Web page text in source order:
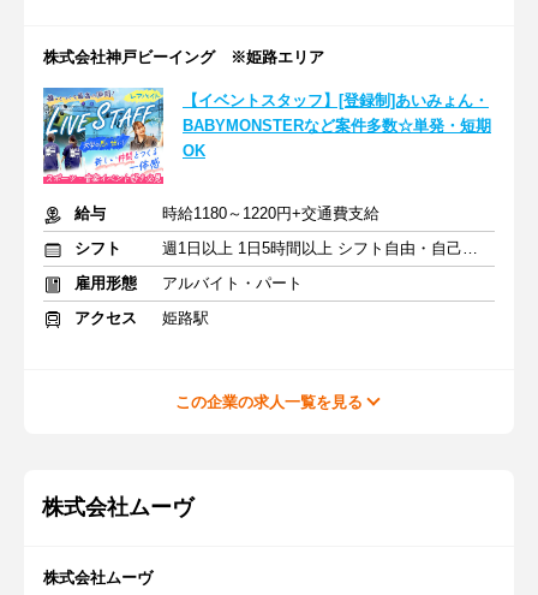
株式会社神戸ビーイング ※姫路エリア
【イベントスタッフ】[登録制]あいみょん・
BABYMONSTERなど案件多数☆単発・短期
OK
給与
時給1180～1220円+交通費支給
シフト
週1日以上 1日5時間以上 シフト自由・自己申告
雇用形態
アルバイト・パート
アクセス
姫路駅
この企業の求人一覧を見る
株式会社ムーヴ
株式会社ムーヴ